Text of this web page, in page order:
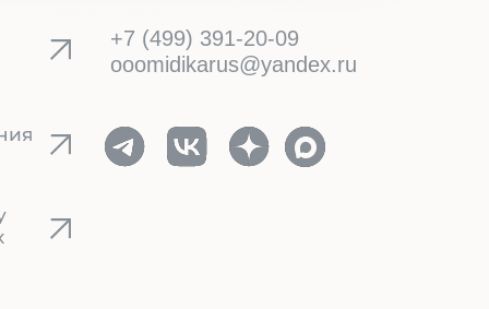
+7 (499) 391-20-09
ooomidikarus@yandex.ru